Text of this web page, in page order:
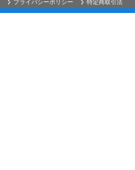
特定商取引法
プライバシーポリシー